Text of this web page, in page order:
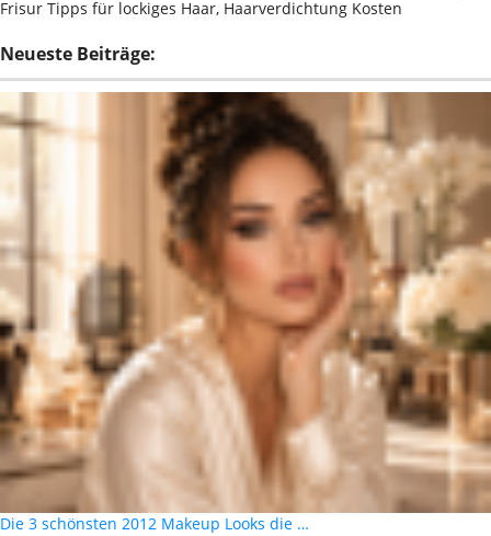
Frisur Tipps für lockiges Haar, Haarverdichtung Kosten
Neueste Beiträge:
Die 3 schönsten 2012 Makeup Looks die …